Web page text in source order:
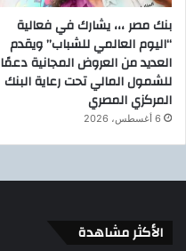
بنك مصر ،،، يشارك في فعالية
“اليوم العالمي للشباب” ويقدم
العديد من العروض المجانية دعمًا
للشمول المالي تحت رعاية البنك
المركزي المصري
6 أغسطس، 2026
الأكثر مشاهدة